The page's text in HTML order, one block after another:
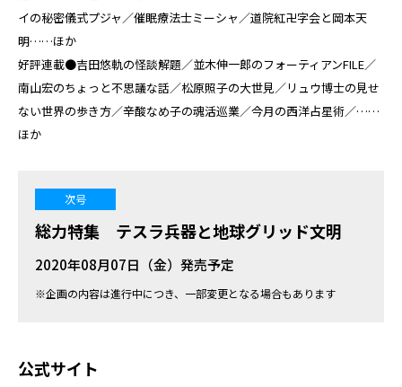
イの秘密儀式プジャ／催眠療法士ミーシャ／道院紅卍字会と岡本天
明……ほか
好評連載●吉田悠軌の怪談解題／並木伸一郎のフォーティアンFILE／
南山宏のちょっと不思議な話／松原照子の大世見／リュウ博士の見せ
ない世界の歩き方／辛酸なめ子の魂活巡業／今月の西洋占星術／……
ほか
次号
総力特集 テスラ兵器と地球グリッド文明
2020年08月07日（金）発売予定
※企画の内容は進行中につき、一部変更となる場合もあります
公式サイト